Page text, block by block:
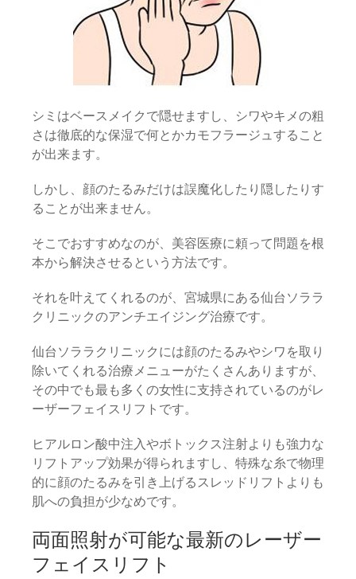
シミはベースメイクで隠せますし、シワやキメの粗
さは徹底的な保湿で何とかカモフラージュすること
が出来ます。
しかし、顔のたるみだけは誤魔化したり隠したりす
ることが出来ません。
そこでおすすめなのが、美容医療に頼って問題を根
本から解決させるという方法です。
それを叶えてくれるのが、宮城県にある仙台ソララ
クリニックのアンチエイジング治療です。
仙台ソララクリニックには顔のたるみやシワを取り
除いてくれる治療メニューがたくさんありますが、
その中でも最も多くの女性に支持されているのがレ
ーザーフェイスリフトです。
ヒアルロン酸中注入やボトックス注射よりも強力な
リフトアップ効果が得られますし、特殊な糸で物理
的に顔のたるみを引き上げるスレッドリフトよりも
肌への負担が少なめです。
両面照射が可能な最新のレーザー
フェイスリフト